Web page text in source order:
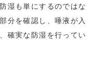
学外来
湿も単にするのではな
分を確認し、唾液が入
確実な防湿を行ってい